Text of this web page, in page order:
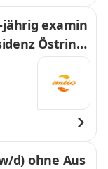
examin
Östring
d) ohne Aus